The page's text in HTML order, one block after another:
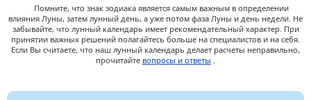
Помните, что знак зодиака является самым важным в определении
влияния Луны, затем лунный день, а уже потом фаза Луны и день недели. Не
забывайте, что лунный календарь имеет рекомендательный характер. При
принятии важных решений полагайтесь больше на специалистов и на себя.
Если Вы считаете, что наш лунный календарь делает расчеты неправильно,
прочитайте вопросы и ответы .